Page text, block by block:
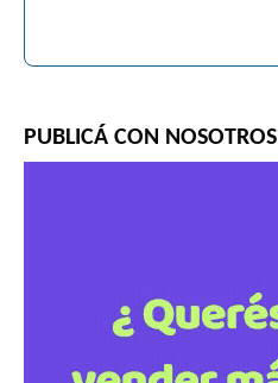
PUBLICÁ CON NOSOTROS